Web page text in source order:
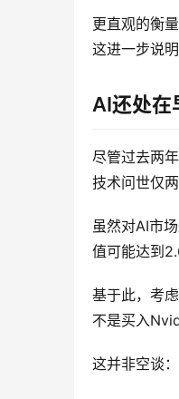
更直观的衡
这进一步说
AI还处在
尽管过去两
技术问世仅
虽然对AI市
值可能达到
基于此，考
不是买入
这并非空谈